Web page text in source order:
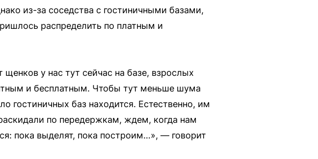
из-за соседства с гостиничными базами,
распределить по платным и
у нас тут сейчас на базе, взрослых
и бесплатным. Чтобы тут меньше шума
гостиничных баз находится. Естественно, им
по передержкам, ждем, когда нам
пока выделят, пока построим…», — говорит